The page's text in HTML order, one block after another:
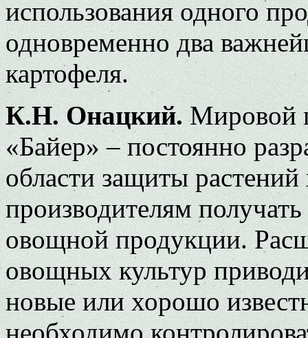
использования одного
одновременно два
картофеля.
К.Н. Онацкий.Мировой
«Байер» – постоянно
области защиты
производителям
овощной продукции.
овощных культур
новые или хорошо
необходимо